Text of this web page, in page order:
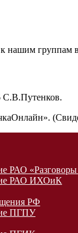
нашим группам
С.В.Путенков.
РАО
РАО ИХОиК
РФ
ПГПУ